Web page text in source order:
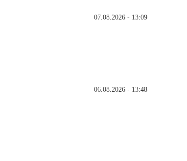
07.08.2026 - 13:09
06.08.2026 - 13:48